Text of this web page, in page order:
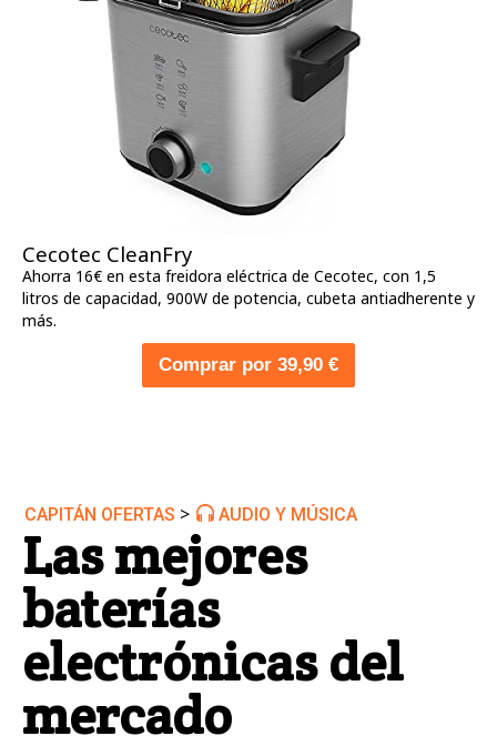
Cecotec CleanFry
Ahorra 16€ en esta freidora eléctrica de Cecotec, con 1,5
litros de capacidad, 900W de potencia, cubeta antiadherente y
más.
Comprar por 39,90 €
CAPITÁN OFERTAS > AUDIO Y MÚSICA
Las mejores
baterías
electrónicas del
mercado